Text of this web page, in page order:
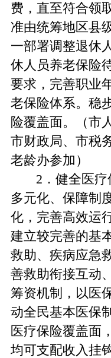
费，直至符合领
准由统筹地区县
一部署调整退休
休人员养老保险
要求，完善职业
老保险体系。稳
险覆盖面。（市
市财政局、市税
老龄办参加）
2．健全医
多元化、保障制
化，完善高效运
建立较完善的基
救助、疾病应急
善救助衔接互动
筹资机制，以医
动全民基本医保
医疗保险覆盖面
均可支配收入挂